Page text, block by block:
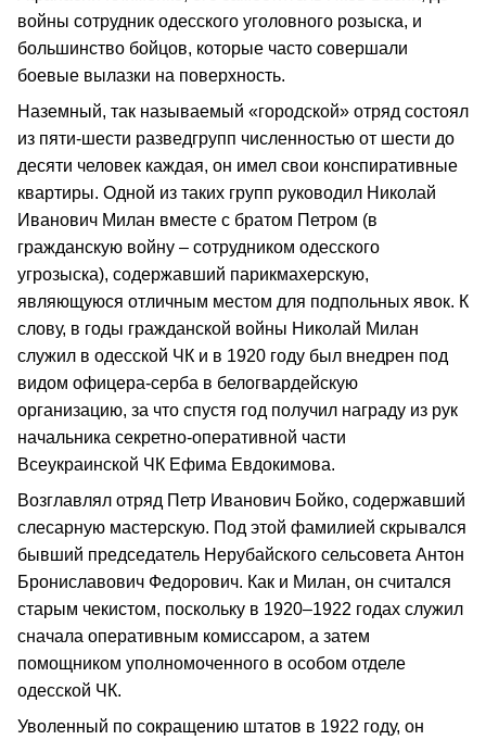
войны сотрудник одесского уголовного розыска, и
большинство бойцов, которые часто совершали
боевые вылазки на поверхность.
Наземный, так называемый «городской» отряд состоял
из пяти-шести разведгрупп численностью от шести до
десяти человек каждая, он имел свои конспиративные
квартиры. Одной из таких групп руководил Николай
Иванович Милан вместе с братом Петром (в
гражданскую войну – сотрудником одесского
угрозыска), содержавший парикмахерскую,
являющуюся отличным местом для подпольных явок. К
слову, в годы гражданской войны Николай Милан
служил в одесской ЧК и в 1920 году был внедрен под
видом офицера-серба в белогвардейскую
организацию, за что спустя год получил награду из рук
начальника секретно-оперативной части
Всеукраинской ЧК Ефима Евдокимова.
Возглавлял отряд Петр Иванович Бойко, содержавший
слесарную мастерскую. Под этой фамилией скрывался
бывший председатель Нерубайского сельсовета Антон
Брониславович Федорович. Как и Милан, он считался
старым чекистом, поскольку в 1920–1922 годах служил
сначала оперативным комиссаром, а затем
помощником уполномоченного в особом отделе
одесской ЧК.
Уволенный по сокращению штатов в 1922 году, он